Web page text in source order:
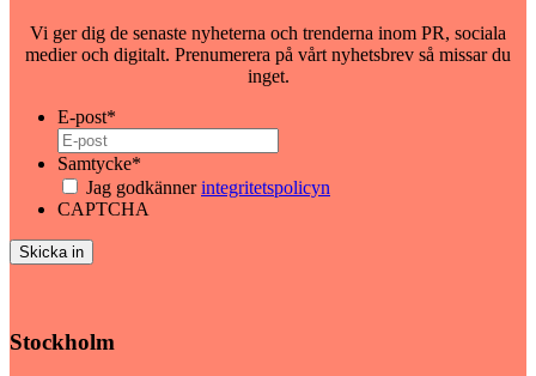
Vi ger dig de senaste nyheterna och trenderna inom PR, sociala
medier och digitalt. Prenumerera på vårt nyhetsbrev så missar du
inget.
E-post*
Samtycke*
Jag godkännerintegritetspolicyn
CAPTCHA
Stockholm